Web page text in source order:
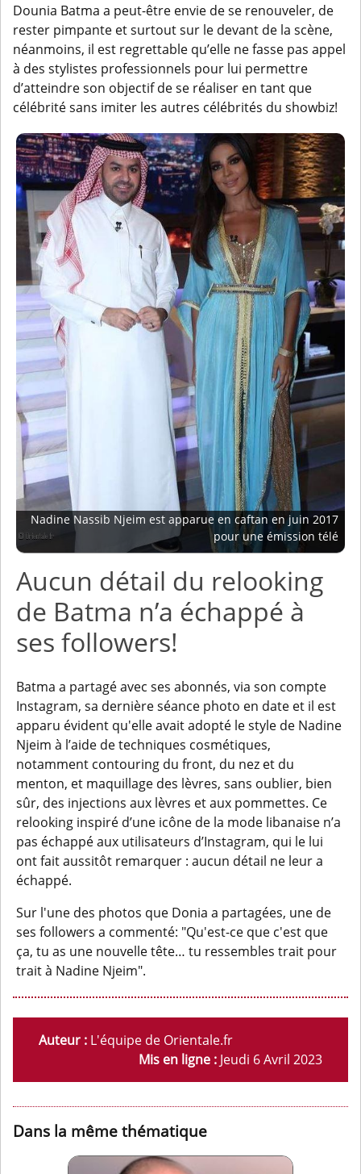
Dounia Batma a peut-être envie de se renouveler, de
rester pimpante et surtout sur le devant de la scène,
néanmoins, il est regrettable qu’elle ne fasse pas appel
à des stylistes professionnels pour lui permettre
d’atteindre son objectif de se réaliser en tant que
célébrité sans imiter les autres célébrités du showbiz!
Nadine Nassib Njeim est apparue en caftan en juin 2017
pour une émission télé
Aucun détail du relooking
de Batma n’a échappé à
ses followers!
Batma a partagé avec ses abonnés, via son compte
Instagram, sa dernière séance photo en date et il est
apparu évident qu'elle avait adopté le style de Nadine
Njeim à l’aide de techniques cosmétiques,
notamment contouring du front, du nez et du
menton, et maquillage des lèvres, sans oublier, bien
sûr, des injections aux lèvres et aux pommettes. Ce
relooking inspiré d’une icône de la mode libanaise n’a
pas échappé aux utilisateurs d’Instagram, qui le lui
ont fait aussitôt remarquer : aucun détail ne leur a
échappé.
Sur l'une des photos que Donia a partagées, une de
ses followers a commenté: "Qu'est-ce que c'est que
ça, tu as une nouvelle tête… tu ressembles trait pour
trait à Nadine Njeim".
Auteur : L'équipe de Orientale.fr
Mis en ligne : Jeudi 6 Avril 2023
Dans la même thématique